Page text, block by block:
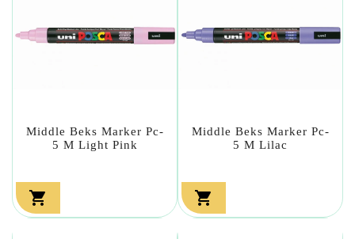
Middle Beks Marker Pc-
5 M Light Pink

Middle Beks Marker Pc-
5 M Lilac
